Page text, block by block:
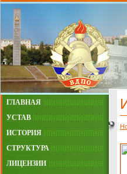
ГЛАВНАЯ
УСТАВ
ИСТОРИЯ
СТРУКТУРА
ЛИЦЕНЗИИ